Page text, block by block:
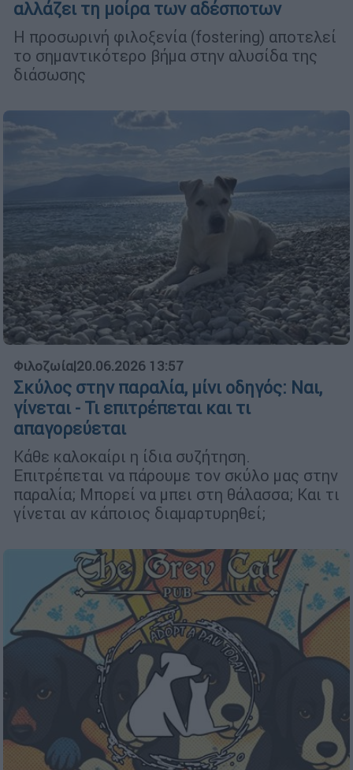
αλλάζει τη μοίρα των αδέσποτων
Η προσωρινή φιλοξενία (fostering) αποτελεί
το σημαντικότερο βήμα στην αλυσίδα της
διάσωσης
Φιλοζωία|20.06.2026 13:57
Σκύλος στην παραλία, μίνι οδηγός: Ναι,
γίνεται - Τι επιτρέπεται και τι
απαγορεύεται
Κάθε καλοκαίρι η ίδια συζήτηση.
Επιτρέπεται να πάρουμε τον σκύλο μας στην
παραλία; Μπορεί να μπει στη θάλασσα; Και τι
γίνεται αν κάποιος διαμαρτυρηθεί;